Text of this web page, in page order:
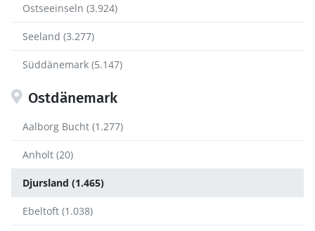
Ostseeinseln (3.924)
Seeland (3.277)
Süddänemark (5.147)
Ostdänemark
Aalborg Bucht (1.277)
Anholt (20)
Djursland (1.465)
Ebeltoft (1.038)